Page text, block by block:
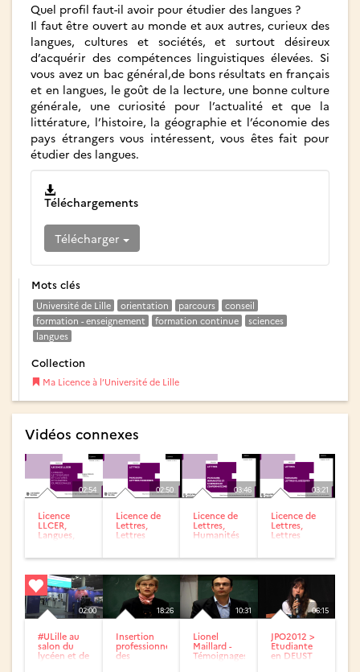
Quel profil faut-il avoir pour étudier des langues ?
Il faut être ouvert au monde et aux autres, curieux des
langues, cultures et sociétés, et surtout désireux
d’acquérir des compétences linguistiques élevées. Si
vous avez un bac général,de bons résultats en français
et en langues, le goût de la lecture, une bonne culture
générale, une curiosité pour l’actualité et que la
littérature, l’histoire, la géographie et l’économie des
pays étrangers vous intéressent, vous êtes fait pour
étudier des langues.
Téléchargements
Télécharger
Mots clés
Université de Lille orientation parcours
conseil
formation - enseignement
formation continue
sciences
langues
Collection
Ma Licence à l’Université de Lille
Vidéos connexes
02:54
Licence
LLCER,
Langues,
ou...
02:50
Licence de
Lettres,
Lettres
03:46
Licence de
Lettres,
Humanités
03:21
Licence de
Lettres,
Lettres
02:00
#ULille au
salon du
lycéen et de
18:26
Insertion
professionnelle
des
10:31
Lionel
Maillard -
Témoignages
06:15
JPO2012 >
Etudiante
en DEUST